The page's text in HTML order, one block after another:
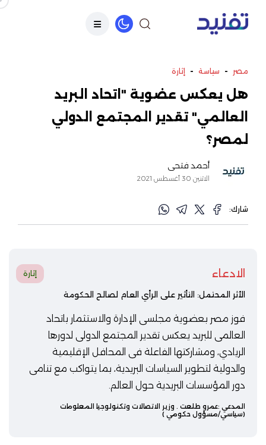
مصر - سياسة - إثارة
هل يعكس عضوية "اتحاد البريد
العالمي" تقدير المجتمع الدولي
لمصر؟
أحمد فتحي
الاثنين 30 أغسطس 2021
شارك:
الادعاء إثارة
الأثر المحتمل: التأثير على الرأي العام لصالح الحكومة
فوز مصر بعضوية مجلسى الإدارة والاستثمار باتحاد
العالمى للبريد يعكس تقدير المجتمع الدولى لدورها
الريادي، ومشاركتها الفاعلة فى المحافل الإقليمية
والدولية لتطوير السياسات البريدية، بما يتواكب مع تنامى
دور المؤسسات البريدية حول العالم.
المدعي :عمرو طلعت . وزير الاتصالات وتكنولوجيا المعلومات
(سياسي/مسؤول حكومي )